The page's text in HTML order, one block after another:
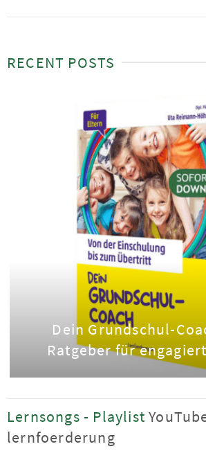
RECENT POSTS
Dein Grundschul-
Ratgeber für
Lernsongs - Playlist
lernfoerderung